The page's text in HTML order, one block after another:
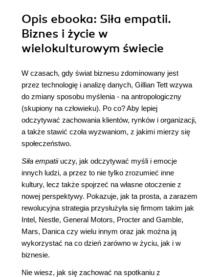
Opis ebooka: Siła empatii.
Biznes i życie w
wielokulturowym świecie
W czasach, gdy świat biznesu zdominowany jest
przez technologię i analizę danych, Gillian Tett wzywa
do zmiany sposobu myślenia - na antropologiczny
(skupiony na człowieku). Po co? Aby lepiej
odczytywać zachowania klientów, rynków i organizacji,
a także stawić czoła wyzwaniom, z jakimi mierzy się
społeczeństwo.
Siła empatiiuczy, jak odczytywać myśli i emocje
innych ludzi, a przez to nie tylko zrozumieć inne
kultury, lecz także spojrzeć na własne otoczenie z
nowej perspektywy. Pokazuje, jak ta prosta, a zarazem
rewolucyjna strategia przysłużyła się firmom takim jak
Intel, Nestle, General Motors, Procter and Gamble,
Mars, Danica czy wielu innym oraz jak można ją
wykorzystać na co dzień zarówno w życiu, jak i w
biznesie.
Nie wiesz, jak się zachować na spotkaniu z